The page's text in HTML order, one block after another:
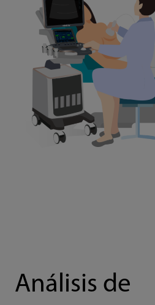
Análisis de